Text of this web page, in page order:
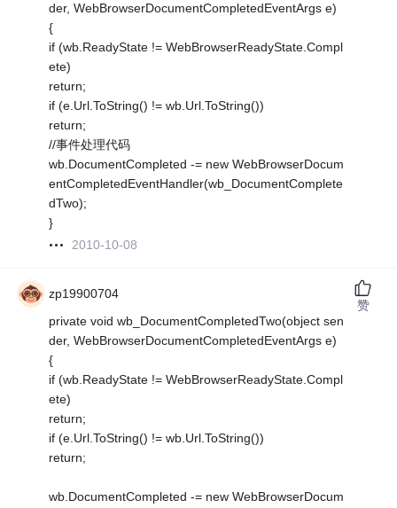
der, WebBrowserDocumentCompletedEventArgs e)
{
if (wb.ReadyState != WebBrowserReadyState.Compl
ete)
return;
if (e.Url.ToString() != wb.Url.ToString())
return;
//事件处理代码
wb.DocumentCompleted -= new WebBrowserDocum
entCompletedEventHandler(wb_DocumentComplete
dTwo);
}
2010-10-08
zp19900704
private void wb_DocumentCompletedTwo(object sen
der, WebBrowserDocumentCompletedEventArgs e)
{
if (wb.ReadyState != WebBrowserReadyState.Compl
ete)
return;
if (e.Url.ToString() != wb.Url.ToString())
return;
wb.DocumentCompleted -= new WebBrowserDocum
赞